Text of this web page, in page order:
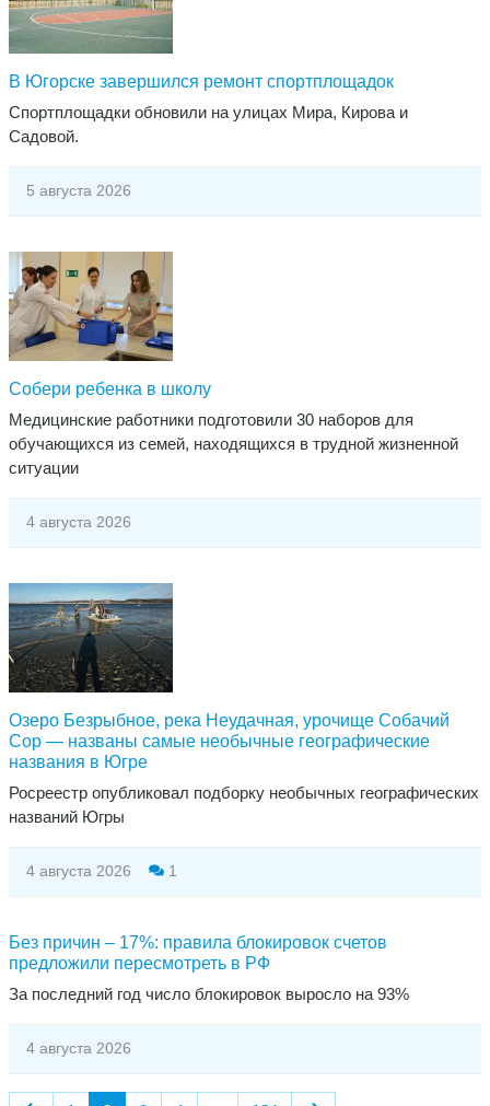
В Югорске завершился ремонт спортплощадок
​Спортплощадки обновили на улицах Мира, Кирова и
Садовой.
5 августа 2026
Собери ребенка в школу
Медицинские работники подготовили 30 наборов для
обучающихся из семей, находящихся в трудной жизненной
ситуации
4 августа 2026
Озеро Безрыбное, река Неудачная, урочище Собачий
Сор — названы самые необычные географические
названия в Югре
Росреестр опубликовал подборку необычных географических
названий Югры
4 августа 2026 1
Без причин – 17%: правила блокировок счетов
предложили пересмотреть в РФ
За последний год число блокировок выросло на 93%
4 августа 2026